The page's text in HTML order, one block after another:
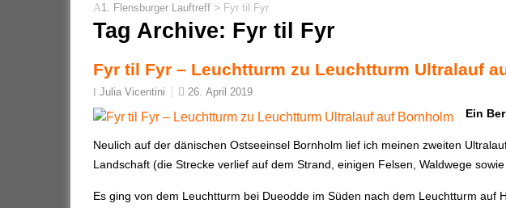
1. Flensburger Lauftreff > Fyr til Fyr
Tag Archive: Fyr til Fyr
Fyr til Fyr – Leuchtturm zu Leuchtturm Ultralauf
Julia Vicentini 26. April 2019
Ein
Neulich auf der dänischen Ostseeinsel Bornholm lief ich meinen zweiten
Landschaft (die Strecke verlief auf dem Strand, einigen Felsen, Waldwege
Es ging von dem Leuchtturm bei Dueodde im Süden nach dem Leuchtturm auf